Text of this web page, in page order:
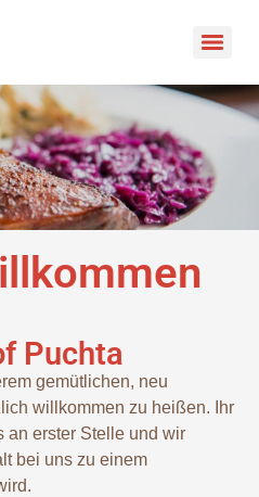
Puchta
gemütlichen, neu
willkommen zu heißen. Ihr
an erster Stelle und wir
bei uns zu einem